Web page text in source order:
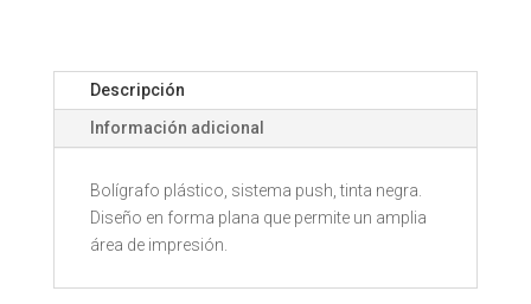
Descripción
Información adicional
Bolígrafo plástico, sistema push, tinta negra.
Diseño en forma plana que permite un amplia
área de impresión.